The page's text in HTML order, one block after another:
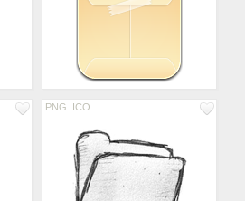
PNG ICO